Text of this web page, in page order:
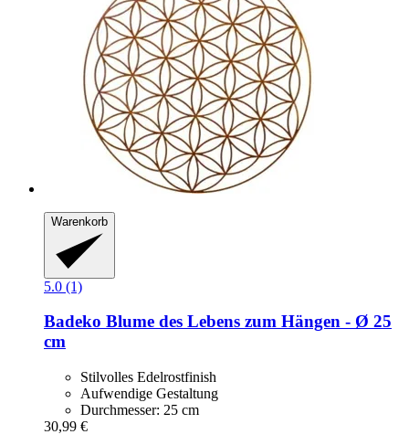
Warenkorb
5.0 (1)
Badeko Blume des Lebens zum Hängen -​ Ø 25
cm
Stilvolles Edelrostfinish
Aufwendige Gestaltung
Durchmesser: 25 cm
30,99 €